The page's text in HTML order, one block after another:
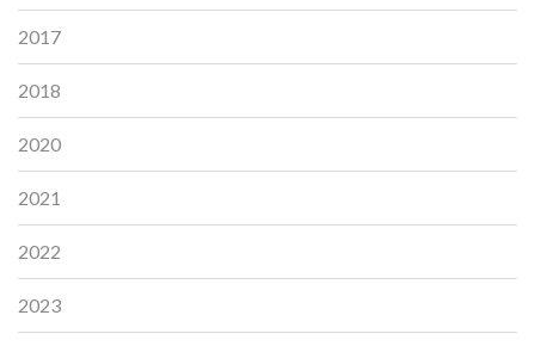
2017
2018
2020
2021
2022
2023